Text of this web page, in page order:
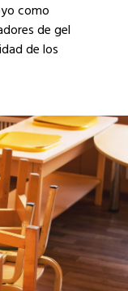
como
de gel
de los